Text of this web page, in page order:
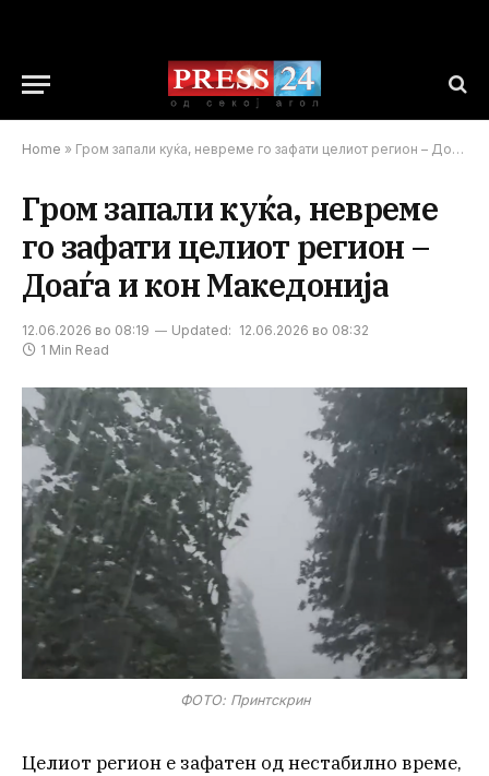
Home » Гром запали куќа, невреме го зафати целиот регион – Доаѓа и кон Македонија
Гром запали куќа, невреме
го зафати целиот регион –
Доаѓа и кон Македонија
12.06.2026 во 08:19 Updated: 12.06.2026 во 08:32
1 Min Read
ФОТО: Принтскрин
Целиот регион е зафатен од нестабилно време,